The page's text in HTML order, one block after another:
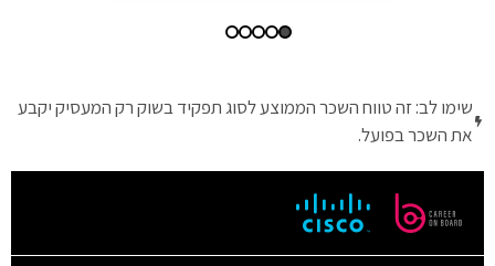
שימו לב: זה טווח השכר הממוצע לסוג תפקיד בשוק רק המעסיק יקבע
את השכר בפועל.